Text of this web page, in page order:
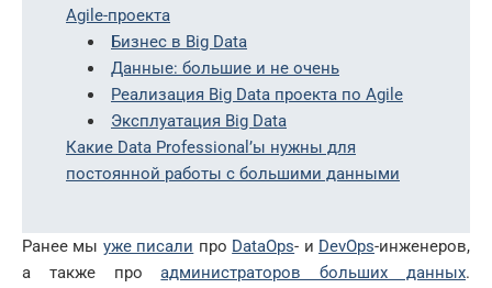
Agile-проекта
Бизнес в Big Data
Данные: большие и не очень
Реализация Big Data проекта по Agile
Эксплуатация Big Data
Какие Data Professional’ы нужны для
постоянной работы с большими данными
Ранее мы уже писали про DataOps- и DevOps-инженеров,
а также проадминистраторов больших данных.